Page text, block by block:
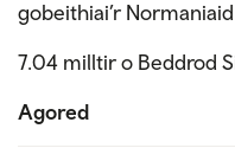
gobeithiai’r Normaniaid
7.04 milltir o Beddrod
Agored